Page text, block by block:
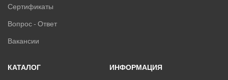
Сертификаты
Вопрос - Ответ
Вакансии
КАТАЛОГ
ИНФОРМАЦИЯ